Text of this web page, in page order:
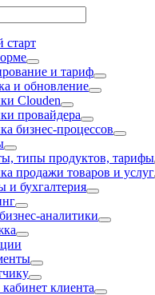
старт
и тариф
и обновление
Clouden
провайдера
бизнес-процессов
типы продуктов, тарифы
продажи товаров и услуг
и бухгалтерия
аналитики
клиента